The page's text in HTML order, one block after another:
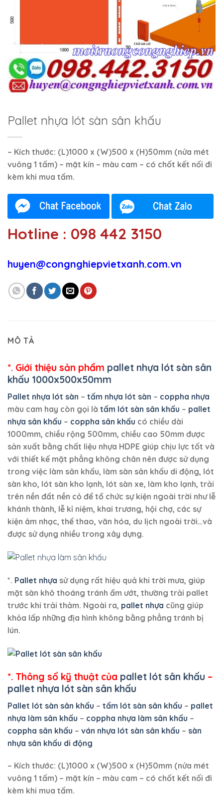
Pallet nhựa lót sàn sân khấu
– Kích thước: (L)1000 x (W)500 x (H)50mm (nửa mét
vuông 1 tấm) – mặt kín – màu cam – có chốt kết nối đi
kèm khi mua tấm.
Hotline : 098 442 3150
huyen@congnghiepvietxanh.com.vn
MÔ TẢ
*. Giới thiệu sản phẩm pallet nhựa lót sàn sân
khấu 1000x500x50mm
Pallet nhựa lót sàn – tấm nhựa lót sàn – coppha nhựa
màu cam hay còn gọi là tấm lót sàn sân khấu – pallet
nhựa sân khấu – coppha sân khấu có chiều dài
1000mm, chiều rộng 500mm, chiều cao 50mm được
sản xuất bằng chất liệu nhựa HDPE giúp chịu lực tốt và
với thiết kế mặt phẳng không chân nên được sử dụng
trong việc làm sân khấu, làm sàn sân khấu di động, lót
sàn kho, lót sàn kho lạnh, lót sàn xe, làm kho lạnh, trải
trên nền đất nền cỏ để tổ chức sự kiện ngoài trời như lễ
khánh thành, lễ kỉ niệm, khai trương, hội chợ, các sự
kiện âm nhạc, thể thao, văn hóa, du lịch ngoài trời…và
được sử dụng nhiều trong xây dựng.
*. Pallet nhựa sử dụng rất hiệu quả khi trời mưa, giúp
mặt sàn khô thoáng tránh ẩm ướt, thường trải pallet
trước khi trải thảm. Ngoài ra, pallet nhựa cũng giúp
khỏa lấp những địa hình không bằng phẳng tránh bị
lún.
*. Thông số kỹ thuật của pallet lót sân khấu –
pallet nhựa lót sàn sân khấu
Pallet lót sàn sân khấu – tấm lót sàn sân khấu – pallet
nhựa làm sân khấu – coppha nhựa làm sân khấu –
coppha sân khấu – ván nhựa lót sàn sân khấu – sàn
nhựa sân khấu di động
– Kích thước: (L)1000 x (W)500 x (H)50mm (nửa mét
vuông 1 tấm) – mặt kín – màu cam – có chốt kết nối đi
kèm khi mua tấm.